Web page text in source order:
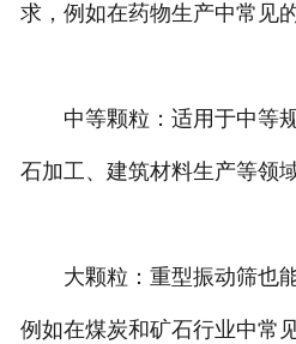
求，例如在药物生产中常见
中等颗粒：适用于中等规
石加工、建筑材料生产等领
大颗粒：重型振动筛也能
例如在煤炭和矿石行业中常